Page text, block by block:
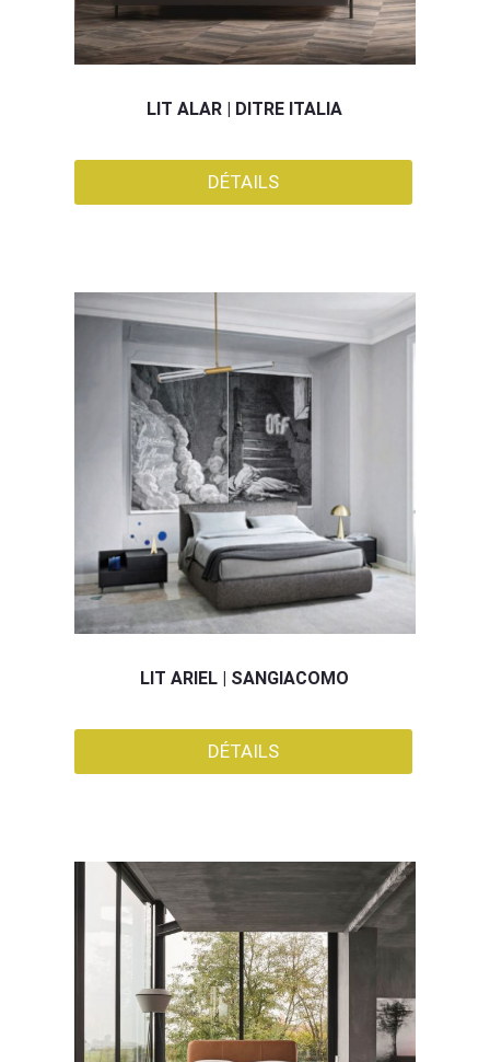
LIT ALAR | DITRE ITALIA
DÉTAILS
LIT ARIEL | SANGIACOMO
DÉTAILS